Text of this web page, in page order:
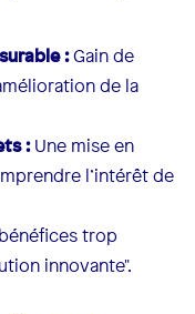
:Gain de
de la
:Une mise en
l’intérêt de
trop
innovante".